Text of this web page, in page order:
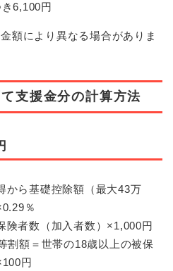
6,100円
額により異なる場合がありま
支援金分の計算方法
から基礎控除額（最大43万
％
険者数（加入者数）×1,000円
割額＝世帯の18歳以上の被保
円